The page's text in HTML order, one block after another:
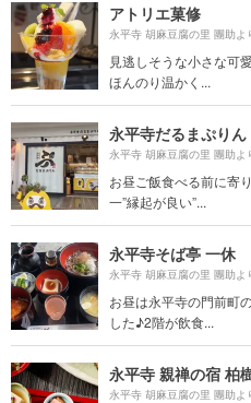
アトリエ菓修
永平寺 胡麻豆腐の里 團助よ
見逃しそうな小さな可
ほんのり温かく...
永平寺だるまぷりん
永平寺 胡麻豆腐の里 團助よ
お昼ご飯食べる前に寄
一”縁起が良い”...
永平寺そば亭 一休
永平寺 胡麻豆腐の里 團助よ
お昼は永平寺の門前町
した♪2階が飲食...
永平寺 胡麻豆腐の里 團助よ